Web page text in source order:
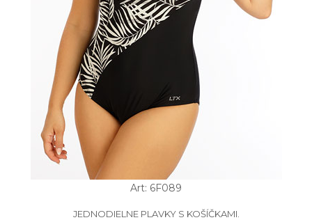
Art: 6F089
JEDNODIELNE PLAVKY S KOŠÍČKAMI.